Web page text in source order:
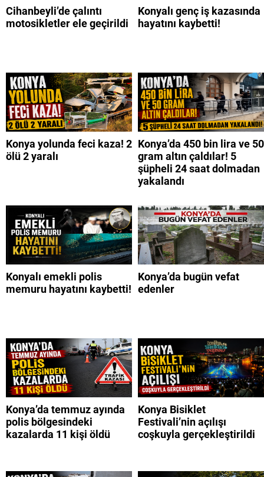
Cihanbeyli’de çalıntı
motosikletler ele geçirildi
Konyalı genç iş kazasında
hayatını kaybetti!
Konya yolunda feci kaza! 2
ölü 2 yaralı
Konya’da 450 bin lira ve 50
gram altın çaldılar! 5
şüpheli 24 saat dolmadan
yakalandı
Konyalı emekli polis
memuru hayatını kaybetti!
Konya’da bugün vefat
edenler
Konya’da temmuz ayında
polis bölgesindeki
kazalarda 11 kişi öldü
Konya Bisiklet
Festivali’nin açılışı
coşkuyla gerçekleştirildi